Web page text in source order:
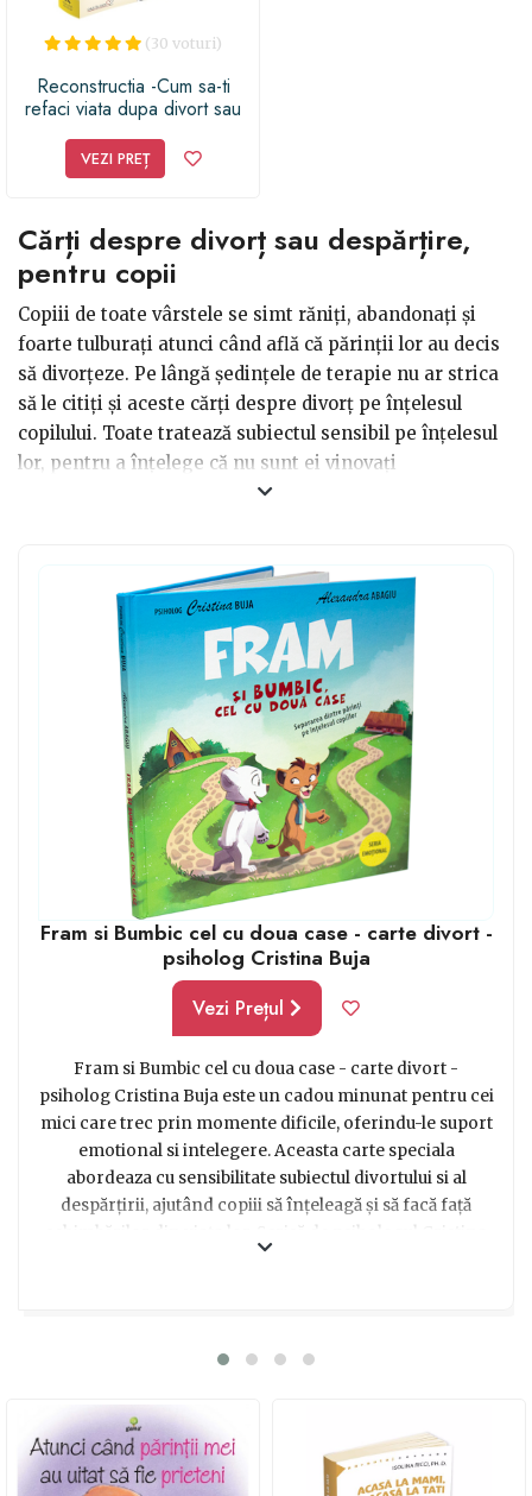
(30 voturi)
Reconstructia -Cum sa-ti
refaci viata dupa divort sau
VEZI PREȚ
Cărți despre divorț sau despărțire,
pentru copii
Copiii de toate vârstele se simt răniți, abandonați și
foarte tulburați atunci când află că părinții lor au decis
să divorțeze. Pe lângă ședințele de terapie nu ar strica
să le citiți și aceste cărți despre divorț pe înțelesul
copilului. Toate tratează subiectul sensibil pe înțelesul
lor, pentru a înțelege că nu sunt ei vinovați
pentru hotararea luata de parintii lor. Până și copiii
deschis despre toate aceste lucruri, despre
sentimentele lor.
Fram si Bumbic cel cu doua case - carte divort -
psiholog Cristina Buja
Vezi Prețul
Fram si Bumbic cel cu doua case - carte divort -
psiholog Cristina Buja este un cadou minunat pentru cei
mici care trec prin momente dificile, oferindu-le suport
emotional si intelegere. Aceasta carte speciala
abordeaza cu sensibilitate subiectul divortului si al
despărțirii, ajutând copiii să înțeleagă și să facă față
schimbărilor din viața lor. Scrisă de psihologul Cristina
nădejde pentru copii în momente dificile. Oferindu-le
două case devine alegerea perfectă pentru a-i ajuta pe
cei mici să treacă peste un divorț sau o despărțire într-
un mod pozitiv și sănătos.